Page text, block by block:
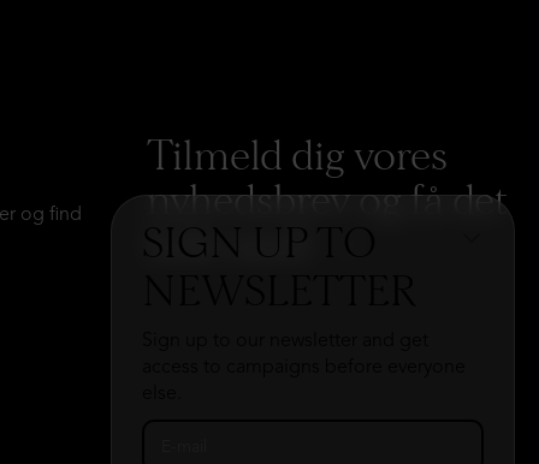
SIGN UP TO
og find
Tilmeld dig vores
nyhedsbrev og få det
hele med